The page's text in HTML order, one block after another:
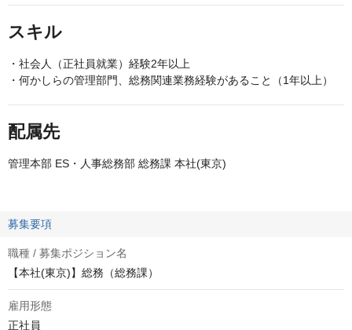
スキル
・社会人（正社員就業）経験2年以上
・何かしらの管理部門、総務関連業務経験があること（1年以上）
配属先
管理本部 ES・人事総務部 総務課 本社(東京)
募集要項
職種 / 募集ポジション名
【本社(東京)】総務（総務課）
雇用形態
正社員